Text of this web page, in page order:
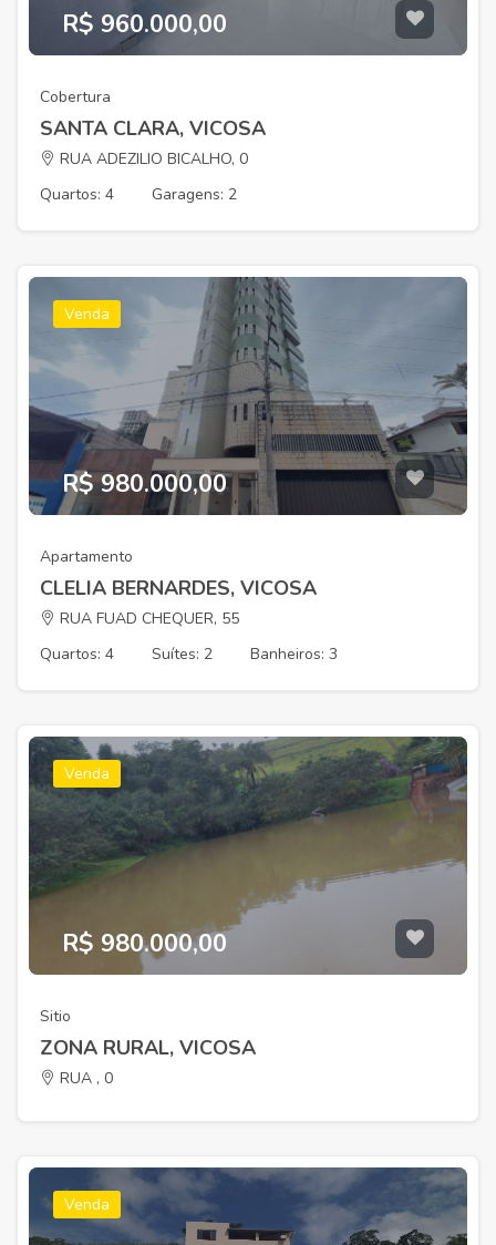
R$ 960.000,00
Cobertura
SANTA CLARA, VICOSA
RUA ADEZILIO BICALHO, 0
Quartos: 4
Garagens: 2
Venda
R$ 980.000,00
Apartamento
CLELIA BERNARDES, VICOSA
RUA FUAD CHEQUER, 55
Quartos: 4
Suítes: 2 Banheiros: 3
Venda
R$ 980.000,00
Sitio
ZONA RURAL, VICOSA
RUA , 0
Venda